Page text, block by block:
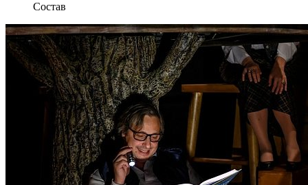
Состав